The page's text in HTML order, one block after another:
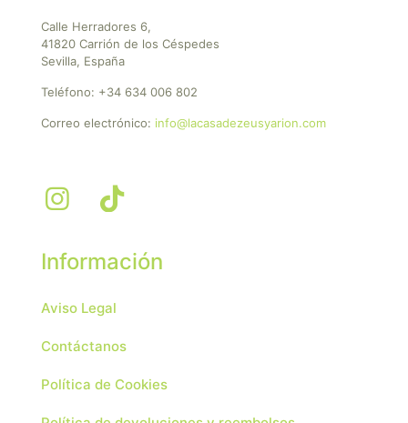
Calle Herradores 6,
41820 Carrión de los Céspedes
Sevilla, España
Teléfono: +34 634 006 802
Correo electrónico: info@lacasadezeusyarion.com
Información
Aviso Legal
Contáctanos
Política de Cookies